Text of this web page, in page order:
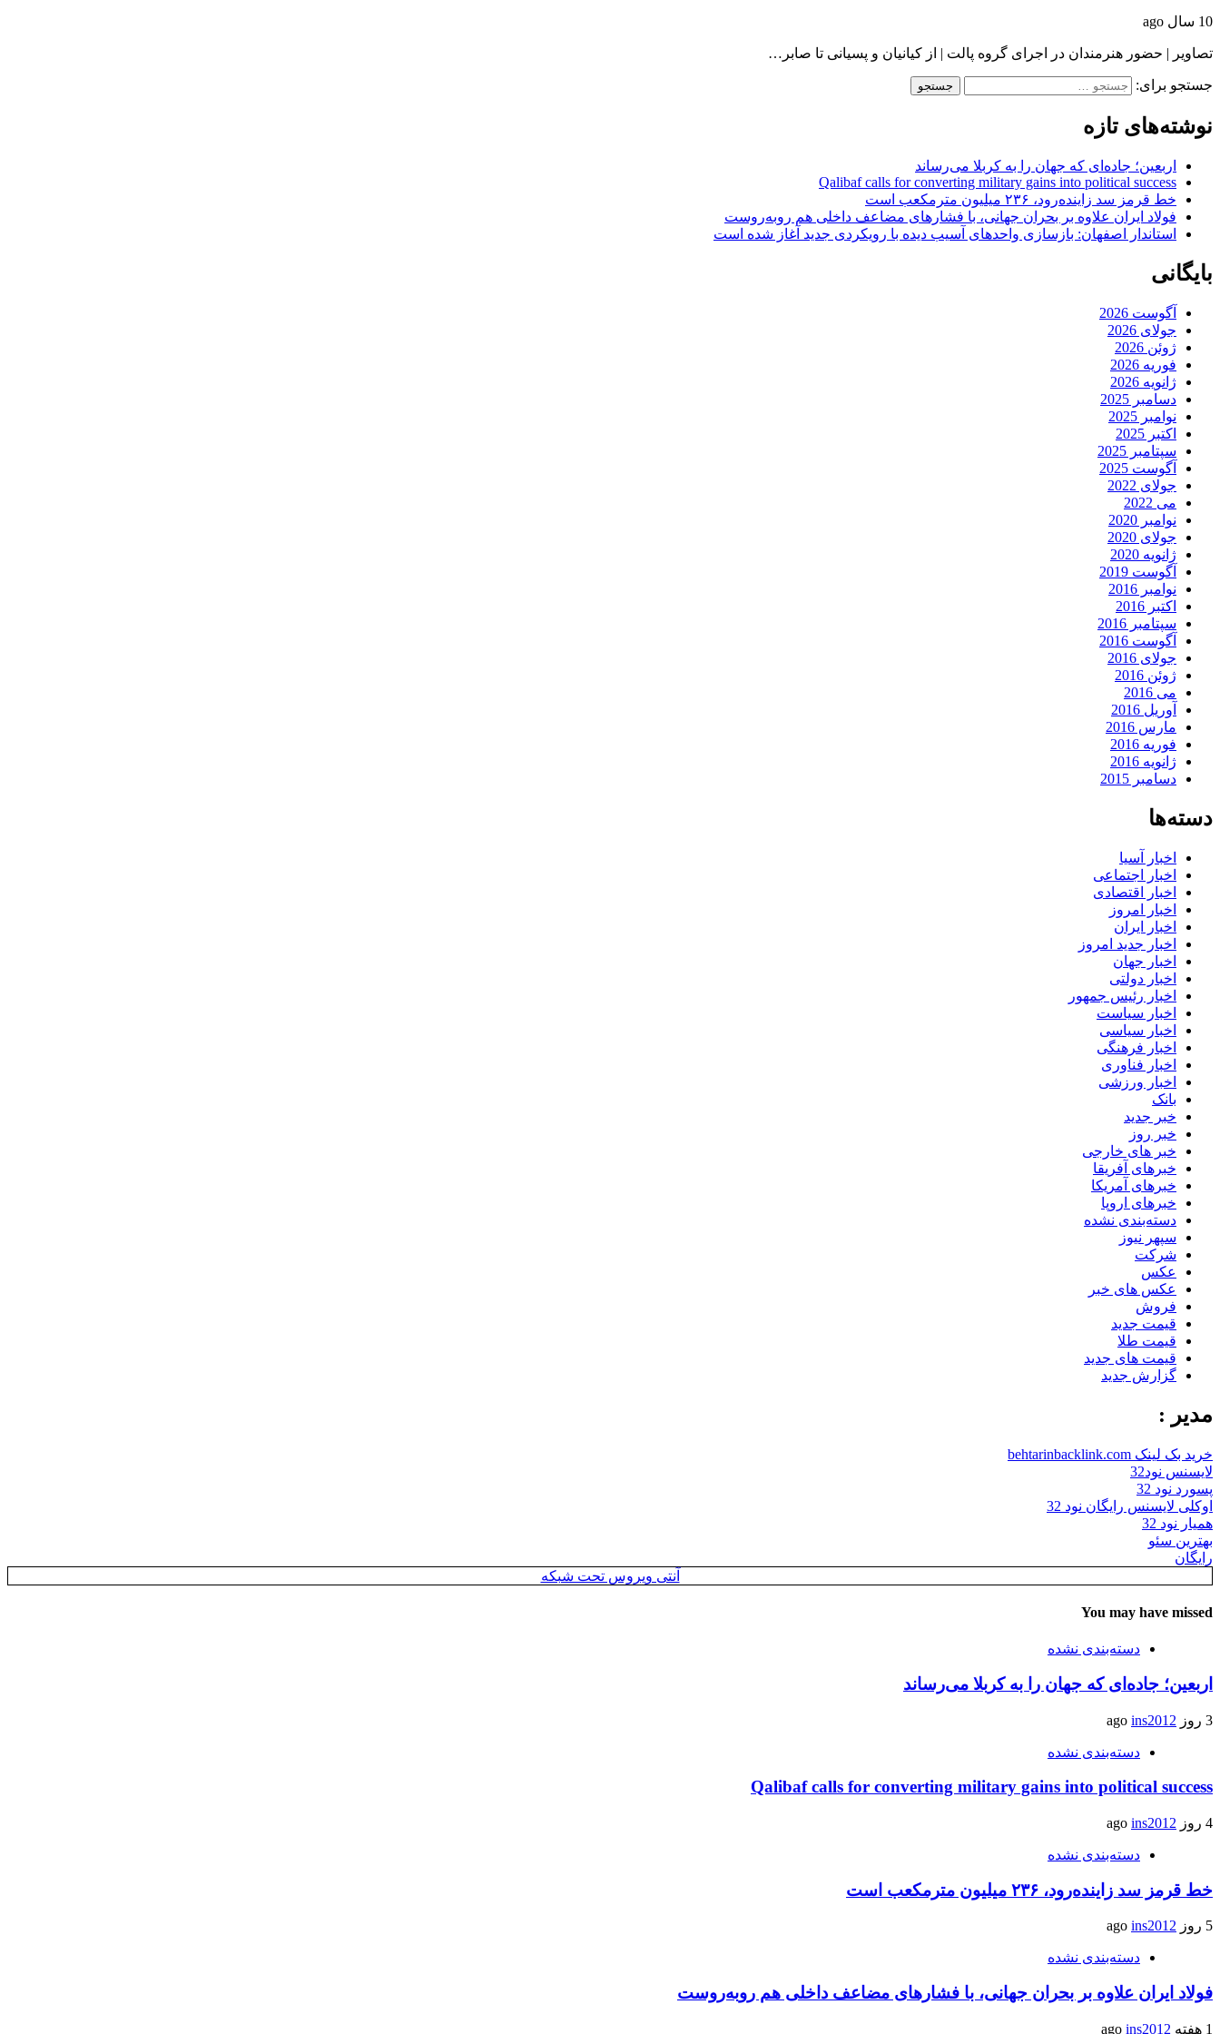
10 سال ago
تصاویر | حضور هنرمندان در اجرای گروه پالت | از کیانیان و پسیانی تا صابر…
جستجو برای:
نوشته‌های تازه
اربعین؛ جاده‌ای که جهان را به کربلا می‌رساند
Qalibaf calls for converting military gains into political success
خط قرمز سد زاینده‌رود، ۲۳۶ میلیون مترمکعب است
فولاد ایران علاوه بر بحران جهانی، با فشارهای مضاعف داخلی هم روبه‌روست
استاندار اصفهان: بازسازی واحدهای آسیب دیده با رویکردی جدید آغاز شده است
بایگانی
آگوست 2026
جولای 2026
ژوئن 2026
فوریه 2026
ژانویه 2026
دسامبر 2025
نوامبر 2025
اکتبر 2025
سپتامبر 2025
آگوست 2025
جولای 2022
می 2022
نوامبر 2020
جولای 2020
ژانویه 2020
آگوست 2019
نوامبر 2016
اکتبر 2016
سپتامبر 2016
آگوست 2016
جولای 2016
ژوئن 2016
می 2016
آوریل 2016
مارس 2016
فوریه 2016
ژانویه 2016
دسامبر 2015
دسته‌ها
اخبار آسیا
اخبار اجتماعی
اخبار اقتصادی
اخبار امروز
اخبار ایران
اخبار جدید امروز
اخبار جهان
اخبار دولتی
اخبار رئیس جمهور
اخبار سیاست
اخبار سیاسی
اخبار فرهنگی
اخبار فناوری
اخبار ورزشی
بانک
خبر جدید
خبر روز
خبر های خارجی
خبرهای آفریقا
خبرهای آمریکا
خبرهای اروپا
دسته‌بندی نشده
سپهر نیوز
شرکت
عکس
عکس های خبر
فروش
قیمت جدید
قیمت طلا
قیمت های جدید
گزارش جدید
مدیر :
خرید بک لینک behtarinbacklink.com
لایسنس نود32
پسورد نود 32
اوکلی لایسنس رایگان نود 32
همیار نود 32
بهترین سئو
رایگان
آنتی ویروس تحت شبکه
You may have missed
دسته‌بندی نشده
اربعین؛ جاده‌ای که جهان را به کربلا می‌رساند
3 روز ago ins2012
دسته‌بندی نشده
Qalibaf calls for converting military gains into political success
4 روز ago ins2012
دسته‌بندی نشده
خط قرمز سد زاینده‌رود، ۲۳۶ میلیون مترمکعب است
5 روز ago ins2012
دسته‌بندی نشده
فولاد ایران علاوه بر بحران جهانی، با فشارهای مضاعف داخلی هم روبه‌روست
1 هفته ago ins2012